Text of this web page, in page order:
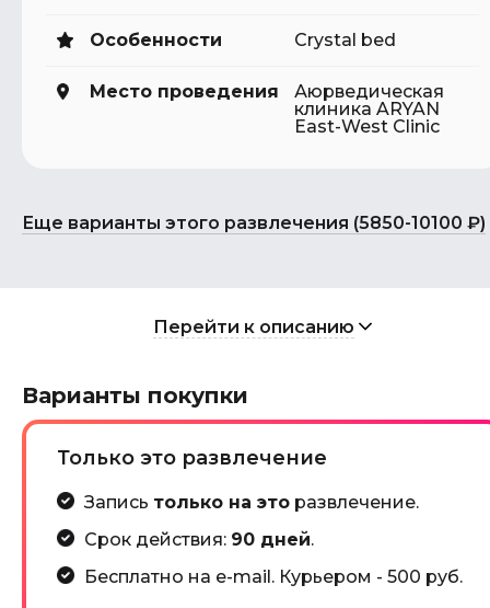
Особенности Crystal bed
Место проведения
Аюрведическая
клиника ARYAN
East-West Clinic
Еще варианты этого развлечения (5850-10100 ₽)
Перейти к описанию
Варианты покупки
Только это развлечение
Запись только на эторазвлечение.
Срок действия: 90 дней.
Бесплатно на e-mail. Курьером - 500 руб.